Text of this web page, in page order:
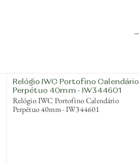
Relógio IWC Portofino Calendário
Perpétuo 40mm - IW344601
Relógio IWC Portofino Calendário
Perpétuo 40mm - IW344601